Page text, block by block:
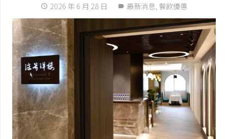
access_time 2026 年 6 月 28 日 label 最新消息 餐飲優惠